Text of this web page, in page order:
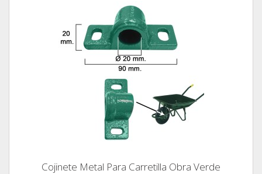
Cojinete Metal Para Carretilla Obra Verde